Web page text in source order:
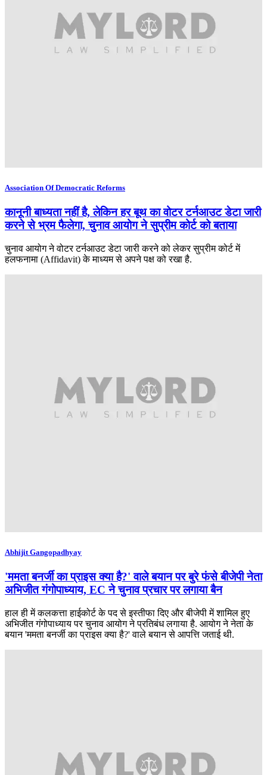
Association Of Democratic Reforms
कानूनी बाध्यता नहीं है, लेकिन हर बूथ का वोटर टर्नआउट डेटा जारी
करने से भ्रम फैलेगा, चुनाव आयोग ने सुप्रीम कोर्ट को बताया
चुनाव आयोग ने वोटर टर्नआउट डेटा जारी करने को लेकर सुप्रीम कोर्ट में
हलफनामा (Affidavit) के माध्यम से अपने पक्ष को रखा है.
Abhijit Gangopadhyay
'ममता बनर्जी का प्राइस क्या है?' वाले बयान पर बुरे फंसे बीजेपी नेता
अभिजीत गंगोपाध्याय, EC ने चुनाव प्रचार पर लगाया बैन
हाल ही में कलकत्ता हाईकोर्ट के पद से इस्तीफा दिए और बीजेपी में शामिल हुए
अभिजीत गंगोपाध्याय पर चुनाव आयोग ने प्रतिबंध लगाया है. आयोग ने नेता के
बयान 'ममता बनर्जी का प्राइस क्या है?' वाले बयान से आपत्ति जताई थी.